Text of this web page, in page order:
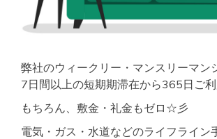
弊社のウィークリー・マンスリーマン
7日間以上の短期期滞在から365日ご
もちろん、敷金・礼金もゼロ☆彡
電気・ガス・水道などのライフライン